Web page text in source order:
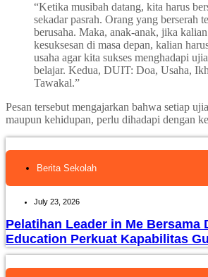
“Ketika musibah datang, kita harus
sekadar pasrah. Orang yang berserah
berusaha. Maka, anak-anak, jika
kesuksesan di masa depan, kalian
usaha agar kita sukses menghadapi
belajar. Kedua, DUIT: Doa, Usaha,
Tawakal.”
Pesan tersebut mengajarkan bahwa setiap
maupun kehidupan, perlu dihadapi dengan
Berita Sekolah
July 23, 2026
Pelatihan Leader in Me Bersama
Education Perkuat Kapabilitas